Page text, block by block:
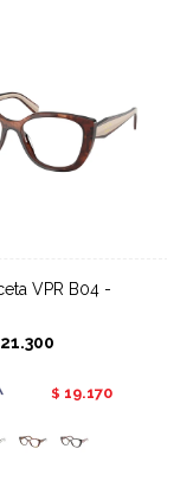
21.300
$ 19.170